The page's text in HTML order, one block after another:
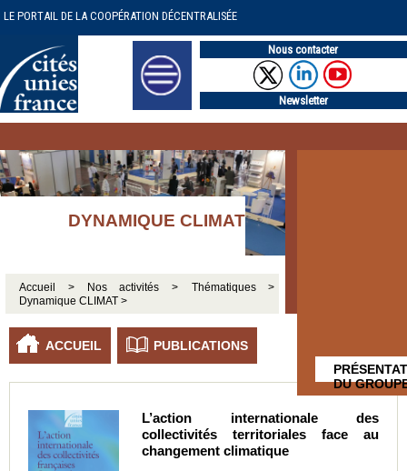
LE PORTAIL DE LA COOPÉRATION DÉCENTRALISÉE
Nous contacter
Newsletter
DYNAMIQUE CLIMAT
Accueil > Nos activités >
Thématiques >
Dynamique CLIMAT >
DU
ACCUEIL PUBLICATIONS
L’action internationale des
collectivités territoriales face au
changement climatique